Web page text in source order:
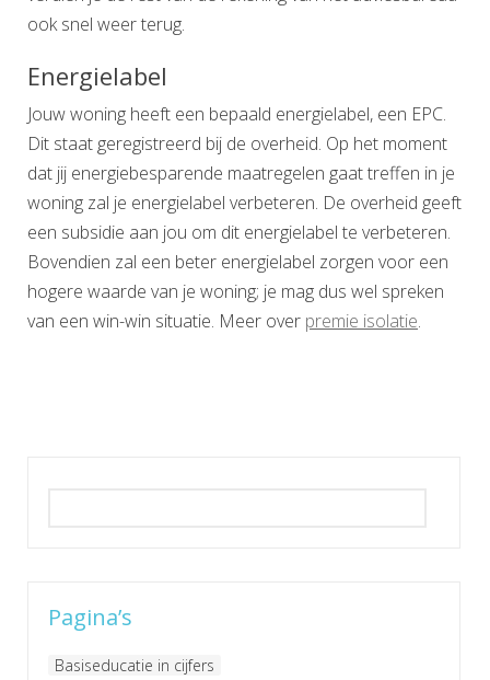
ook snel weer terug.
Energielabel
Jouw woning heeft een bepaald energielabel, een EPC.
Dit staat geregistreerd bij de overheid. Op het moment
dat jij energiebesparende maatregelen gaat treffen in je
woning zal je energielabel verbeteren. De overheid geeft
een subsidie aan jou om dit energielabel te verbeteren.
Bovendien zal een beter energielabel zorgen voor een
hogere waarde van je woning; je mag dus wel spreken
van een win-win situatie. Meer over premie isolatie.
Pagina’s
Basiseducatie in cijfers